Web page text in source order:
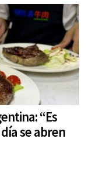
“Es
se abren